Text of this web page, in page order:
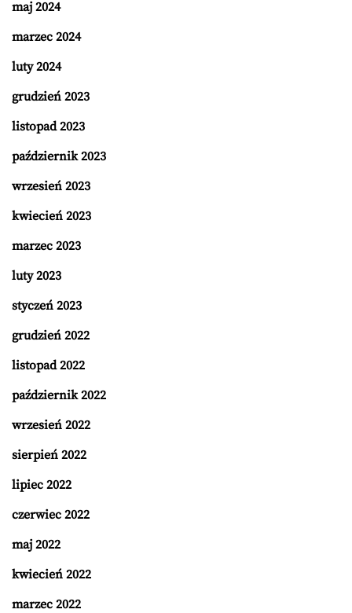
maj 2024
marzec 2024
luty 2024
grudzień 2023
listopad 2023
październik 2023
wrzesień 2023
kwiecień 2023
marzec 2023
luty 2023
styczeń 2023
grudzień 2022
listopad 2022
październik 2022
wrzesień 2022
sierpień 2022
lipiec 2022
czerwiec 2022
maj 2022
kwiecień 2022
marzec 2022